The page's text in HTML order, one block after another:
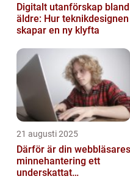
Digitalt utanförskap bland
äldre: Hur teknikdesignen
skapar en ny klyfta
21 augusti 2025
Därför är din webbläsares
minnehantering ett
underskattat